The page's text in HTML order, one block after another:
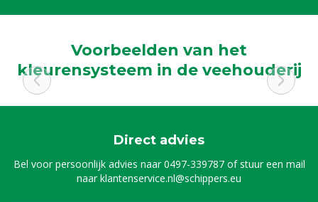
Voorbeelden van het
kleurensysteem in de veehouderij
Direct advies
Bel voor persoonlijk advies naar0497-339787of stuur een mail
naarklantenservice.nl@schippers.eu